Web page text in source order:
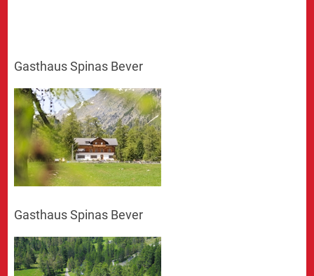
Gasthaus Spinas Bever
Gasthaus Spinas Bever